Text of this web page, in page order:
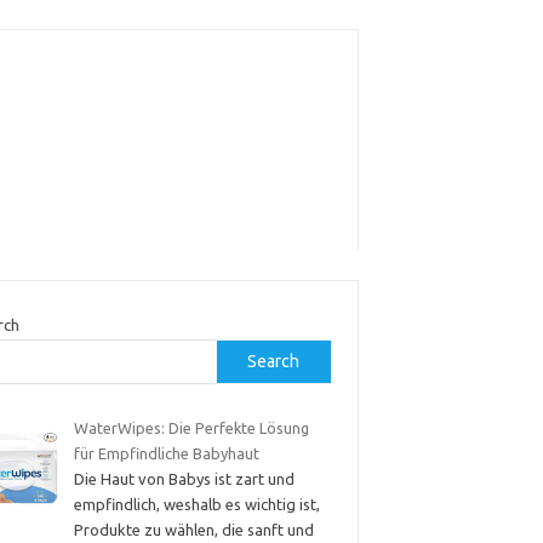
Search
WaterWipes: Die Perfekte Lösung
für Empfindliche Babyhaut
Die Haut von Babys ist zart und
empfindlich, weshalb es wichtig ist,
Produkte zu wählen, die sanft und